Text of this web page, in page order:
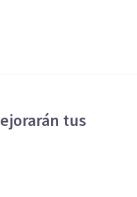
tus